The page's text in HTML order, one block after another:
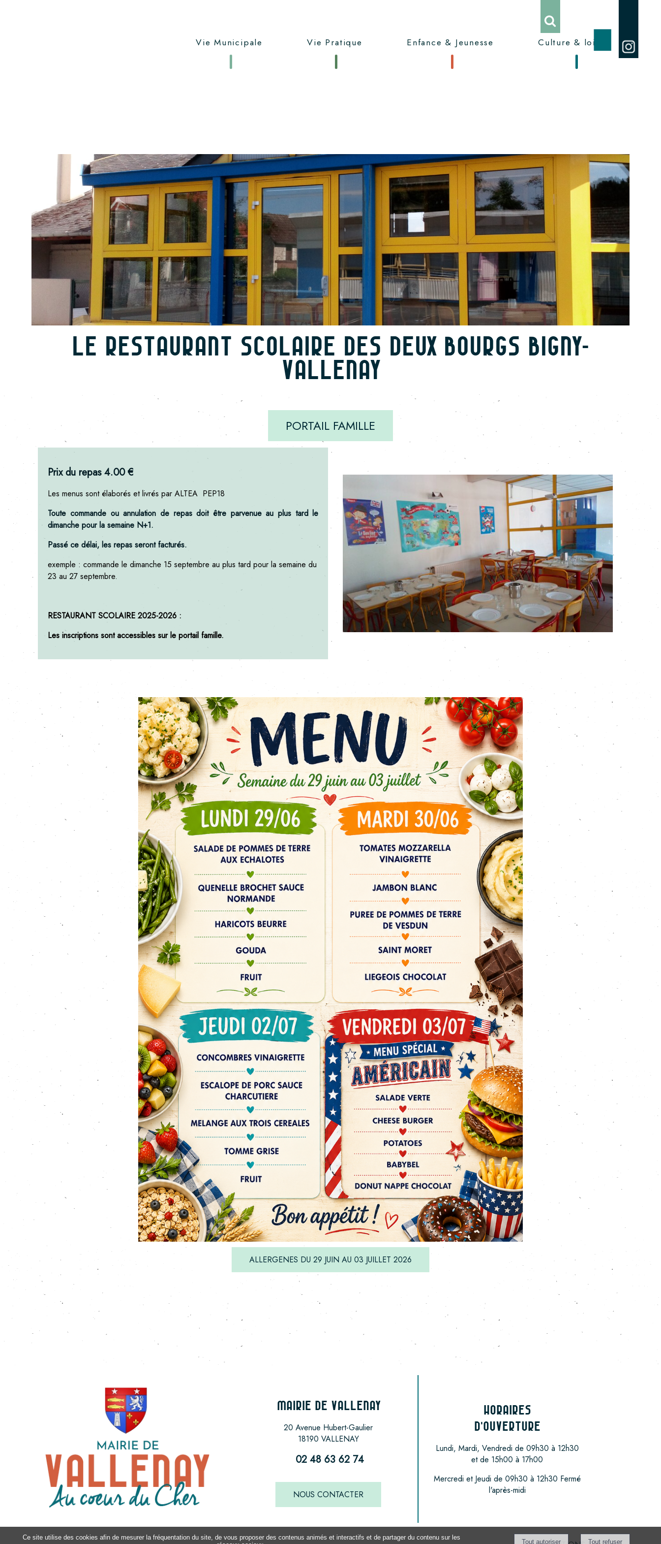
Vie Municipale Vie Pratique Enfance & Jeunesse Culture & loisirs
LE RESTAURANT SCOLAIRE DES DEUX BOURGS BIGNY-
VALLENAY
PORTAIL FAMILLE
Prix du repas 4.00 €
Les menus sont élaborés et livrés par ALTEA PEP18
Toute commande ou annulation de repas doit être parvenue au plus tard le
dimanche pour la semaine N+1.
Passé ce délai, les repas seront facturés.
exemple : commande le dimanche 15 septembre au plus tard pour la semaine du
23 au 27 septembre.
RESTAURANT SCOLAIRE 2025-2026 :
Les inscriptions sont accessibles sur le portail famille.
ALLERGENES DU 29 JUIN AU 03 JUILLET 2026
MAIRIE DE VALLENAY
20 Avenue Hubert-Gaulier
18190 VALLENAY
02 48 63 62 74
NOUS CONTACTER
HORAIRES
D'OUVERTURE
Lundi, Mardi, Vendredi de 09h30 à 12h30
et de 15h00 à 17h00
Mercredi et Jeudi de 09h30 à 12h30 Fermé
l'après-midi
Ce site utilise des cookies afin de mesurer la fréquentation du site, de vous proposer des contenus animés et interactifs et de partager du contenu sur les